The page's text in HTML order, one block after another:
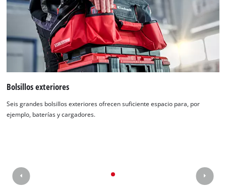
This content is not permitted to load due
to trackers that are not disclosed to the
visitor. The website owner needs to setup
the site with their CMP to add this content
to the list of technologies used.
Powered byUsercentrics Consent
Bolsillos exteriores
Seis grandes bolsillos exteriores ofrecen suficiente espacio para, por
ejemplo, baterías y cargadores.